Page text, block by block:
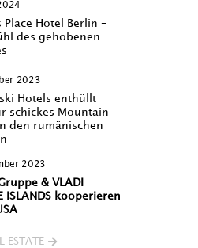
Place Hotel Berlin –
des gehobenen
2023
Hotels enthüllt
schickes Mountain
den rumänischen
2023
& VLADI
ISLANDS kooperieren
ESTATE